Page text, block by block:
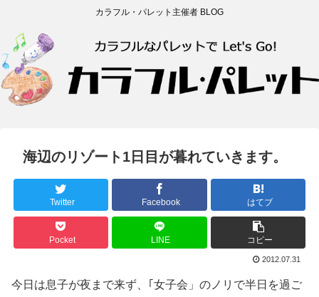
カラフル・パレット主催者 BLOG
海辺のリゾート1日目が暮れていきます。
Twitter Facebook はてブ
Pocket LINE コピー
2012.07.31
今日は息子が夜まで来ず、｢女子会」のノリで半日を過ご